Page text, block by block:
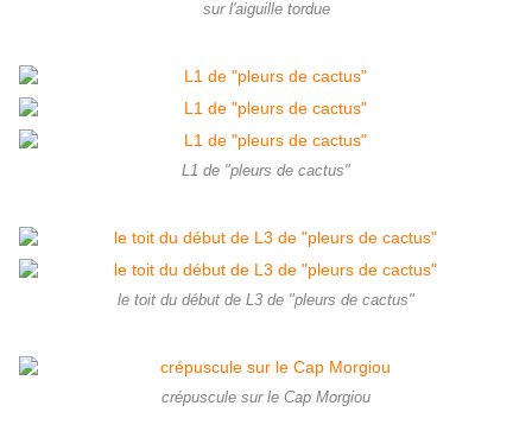
sur l'aiguille tordue
L1 de "pleurs de cactus"
le toit du début de L3 de "pleurs de cactus"
crépuscule sur le Cap Morgiou